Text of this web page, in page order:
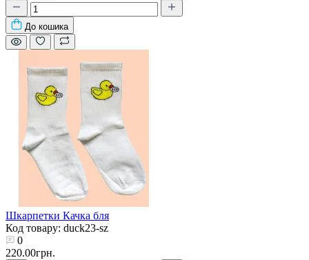
До кошика
Шкарпетки Качка бля
Код товару: duck23-sz
0
220.00грн.